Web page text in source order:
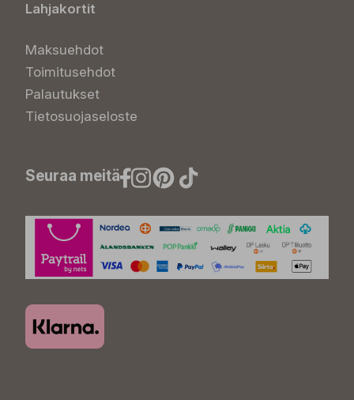
Lahjakortit
Maksuehdot
Toimitusehdot
Palautukset
Tietosuojaseloste
Seuraa meitä